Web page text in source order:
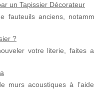
un Tapissier Décorateur
fauteuils anciens,
?
votre literie, faites
murs acoustiques à